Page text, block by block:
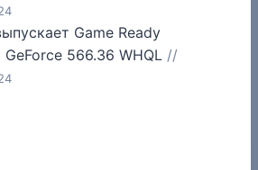
Game Ready
566.36 WHQL //